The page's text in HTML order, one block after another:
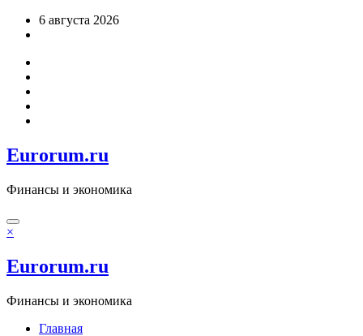
Перейти6 августа 2026
Eurorum.ru
Финансы и экономика
×
Eurorum.ru
Финансы и экономика
Главная